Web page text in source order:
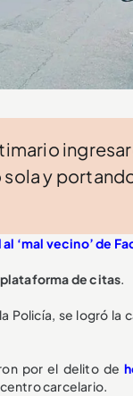
y
‘mal vecino’ de
plataforma de citas.
Policía, se logró la
por el delito de
carcelario.